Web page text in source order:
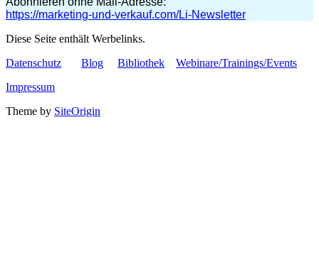
https://marketing-und-verkauf.com/Li-Newsletter
Diese Seite enthält Werbelinks.
Datenschutz
Blog Bibliothek
Webinare/Trainings/Events
Impressum
Theme by SiteOrigin